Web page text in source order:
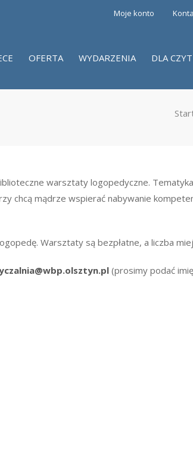
Moje konto
OFERTA WYDARZENIA DLA
warsztaty logopedyczne.
chcą mądrze wspierać nabywanie
Warsztaty są bezpłatne, a liczba
(prosimy podać